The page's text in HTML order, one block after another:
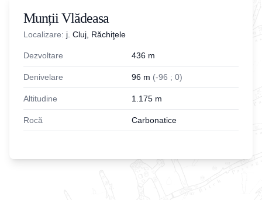
Munții Vlădeasa
Localizare: j. Cluj, Răchiţele
Dezvoltare 436 m
Denivelare 96 m (-96 ; 0)
Altitudine 1.175 m
Rocă Carbonatice